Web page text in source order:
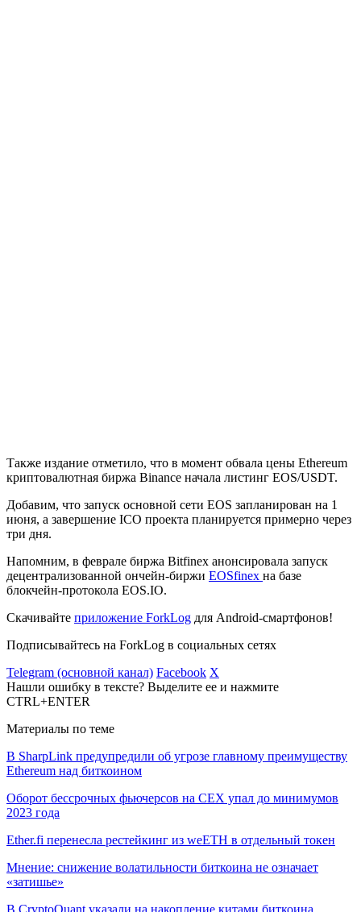
Также издание отметило, что в момент обвала цены Ethereum
криптовалютная биржа Binance начала листинг EOS/USDT.
Добавим, что запуск основной сети EOS запланирован на 1
июня, а завершение ICO проекта планируется примерно через
три дня.
Напомним, в феврале биржа Bitfinex анонсировала запуск
децентрализованной ончейн-биржи EOSfinex на базе
блокчейн-протокола EOS.IO.
Скачивайте приложение ForkLog для Android-смартфонов!
Подписывайтесь на ForkLog в социальных сетях
Telegram (основной канал) Facebook X
Нашли ошибку в тексте? Выделите ее и нажмите
CTRL+ENTER
Материалы по теме
В SharpLink предупредили об угрозе главному преимуществу
Ethereum над биткоином
Оборот бессрочных фьючерсов на CEX упал до минимумов
2023 года
Ether.fi перенесла рестейкинг из weETH в отдельный токен
Мнение: снижение волатильности биткоина не означает
«затишье»
В CryptoQuant указали на накопление китами биткоина,